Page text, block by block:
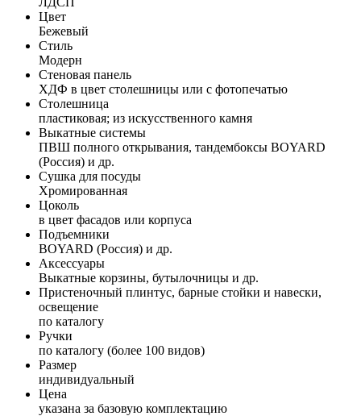
Цвет
Бежевый
Стиль
Модерн
Стеновая панель
ХДФ в цвет столешницы или с фотопечатью
Столешница
пластиковая; из искусственного камня
Выкатные системы
ПВШ полного открывания, тандембоксы BOYARD
(Россия) и др.
Сушка для посуды
Хромированная
Цоколь
в цвет фасадов или корпуса
Подъемники
BOYARD (Россия) и др.
Аксессуары
Выкатные корзины, бутылочницы и др.
Пристеночный плинтус, барные стойки и навески,
освещение
по каталогу
Ручки
по каталогу (более 100 видов)
Размер
индивидуальный
Цена
указана за базовую комплектацию